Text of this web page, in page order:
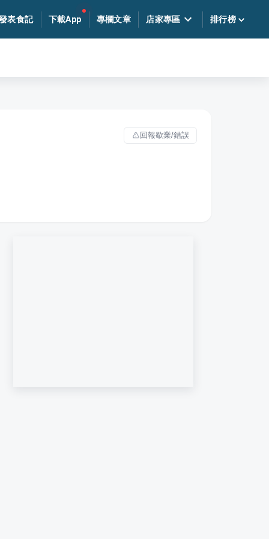
表食記 下載App 專欄文章 店家專區 排行榜
回報歇業/錯誤